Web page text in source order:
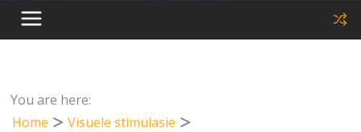
You are here:
Home
Visuele stimulasie